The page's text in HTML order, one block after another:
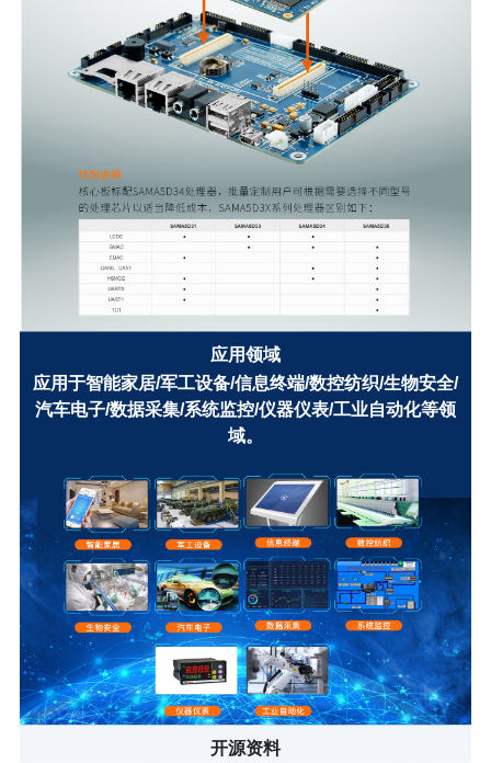
应用领域
应用于智能家居/军工设备/信息终端/数控纺织/生物安全/
汽车电子/数据采集/系统监控/仪器仪表/工业自动化等领
域。
开源资料